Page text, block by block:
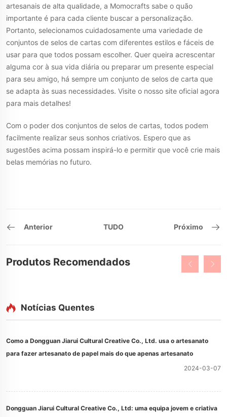
artesanais de alta qualidade, a Momocrafts sabe o quão
importante é para cada cliente buscar a personalização.
Portanto, selecionamos cuidadosamente uma variedade de
conjuntos de selos de cartas com diferentes estilos e fáceis de
usar para que todos possam escolher. Quer queira acrescentar
alguma cor à sua vida diária ou preparar um presente especial
para seu amigo, há sempre um conjunto de selos de carta que
se adapta às suas necessidades. Visite o nosso site oficial agora
para mais detalhes!
Com o poder dos conjuntos de selos de cartas, todos podem
facilmente realizar seus sonhos criativos. Espero que as
sugestões acima possam inspirá-lo e permitir que você crie mais
belas memórias no futuro.
Anterior TUDO Próximo
Produtos Recomendados
Notícias Quentes
Como a Dongguan Jiarui Cultural Creative Co., Ltd. usa o artesanato
para fazer artesanato de papel mais do que apenas artesanato
2024-03-07
Dongguan Jiarui Cultural Creative Co., Ltd: uma equipa jovem e criativa